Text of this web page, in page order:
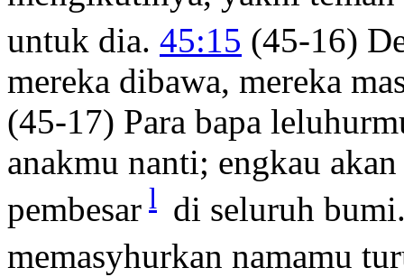
untuk dia. 45:15 (45-16)
mereka dibawa, mereka
(45-17) Para bapa
anakmu nanti; engkau
pembesar l
di seluruh
memasyhurkan namamu